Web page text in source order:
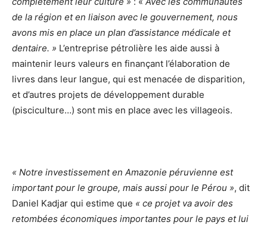
de la région et en liaison avec le gouvernement, nous
avons mis en place un plan d’assistance médicale et
dentaire. » L’entreprise pétrolière les aide aussi à
maintenir leurs valeurs en finançant l’élaboration de
livres dans leur langue, qui est menacée de disparition,
et d’autres projets de développement durable
(pisciculture…) sont mis en place avec les villageois.
« Notre investissement en Amazonie péruvienne est
important pour le groupe, mais aussi pour le Pérou », dit
Daniel Kadjar qui estime que « ce projet va avoir des
retombées économiques importantes pour le pays et lui